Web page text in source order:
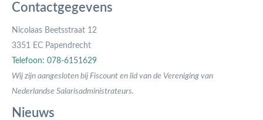
Contactgegevens
Nicolaas Beetsstraat 12
3351 EC Papendrecht
Telefoon: 078-6151629
Wij zijn aangesloten bij Fiscount en lid van de Vereniging van
Nederlandse Salarisadministrateurs.
Nieuws